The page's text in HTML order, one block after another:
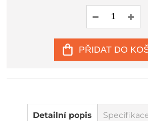
PŘIDAT DO
Detailní popis